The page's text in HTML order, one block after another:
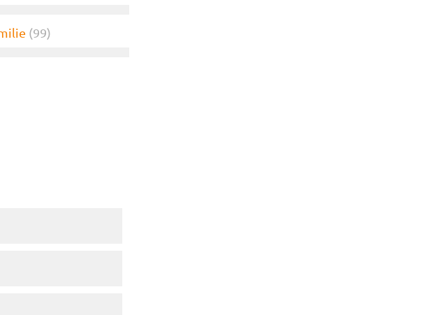
(99)